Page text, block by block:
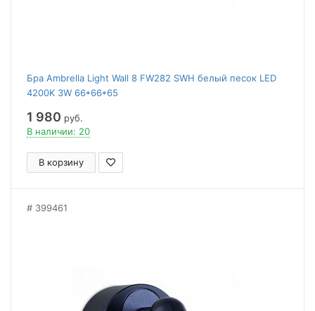
Бра Ambrella Light Wall 8 FW282 SWH белый песок LED
4200K 3W 66*66*65
1 980 руб.
В наличии: 20
В корзину
399461